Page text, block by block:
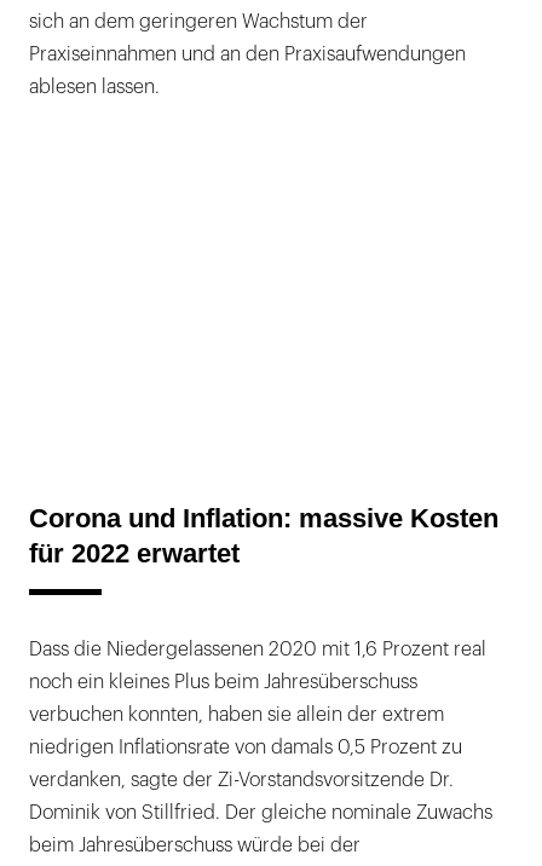
sich an dem geringeren Wachstum der
Praxiseinnahmen und an den Praxisaufwendungen
ablesen lassen.
Corona und Inflation: massive Kosten
für 2022 erwartet
Dass die Niedergelassenen 2020 mit 1,6 Prozent real
noch ein kleines Plus beim Jahresüberschuss
verbuchen konnten, haben sie allein der extrem
niedrigen Inflationsrate von damals 0,5 Prozent zu
verdanken, sagte der Zi-Vorstandsvorsitzende Dr.
Dominik von Stillfried. Der gleiche nominale Zuwachs
beim Jahresüberschuss würde bei der